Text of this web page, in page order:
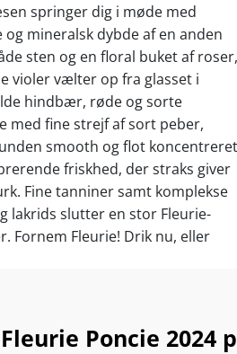
springer dig i møde med
mineralsk dybde af en anden
sten og en floral buket af roser,
violer vælter op fra glasset i
hindbær, røde og sorte
fine strejf af sort peber,
smooth og flot koncentreret
friskhed, der straks giver
Fine tanniner samt komplekse
lakrids slutter en stor Fleurie-
Fornem Fleurie! Drik nu, eller
Poncie 2024